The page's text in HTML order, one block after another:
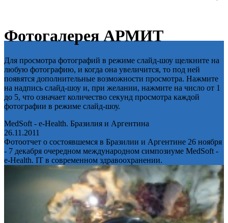
Фотогалерея АРМИТ
Для просмотра фотографий в режиме слайд-шоу щелкните на
любую фотографию, и когда она увеличится, то под ней
появятся дополнительные возможности просмотра. Нажмите
на надпись слайд-шоу и, при желании, нажмите на число от 1
до 5, что означает количество секунд просмотра каждой
фотографии в режиме слайд-шоу.
MedSoft - e-Health. Бразилия и Аргентина
26.11.2011
Фотоотчет о состоявшемся в Бразилии и Аргентине 26 ноября
- 7 декабря очередном международном симпозиуме MedSoft -
e-Health. IT в современном здравоохранении.